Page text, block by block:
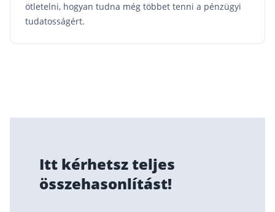
ötletelni, hogyan tudna még többet tenni a pénzügyi
tudatosságért.
Itt kérhetsz teljes
összehasonlítást!